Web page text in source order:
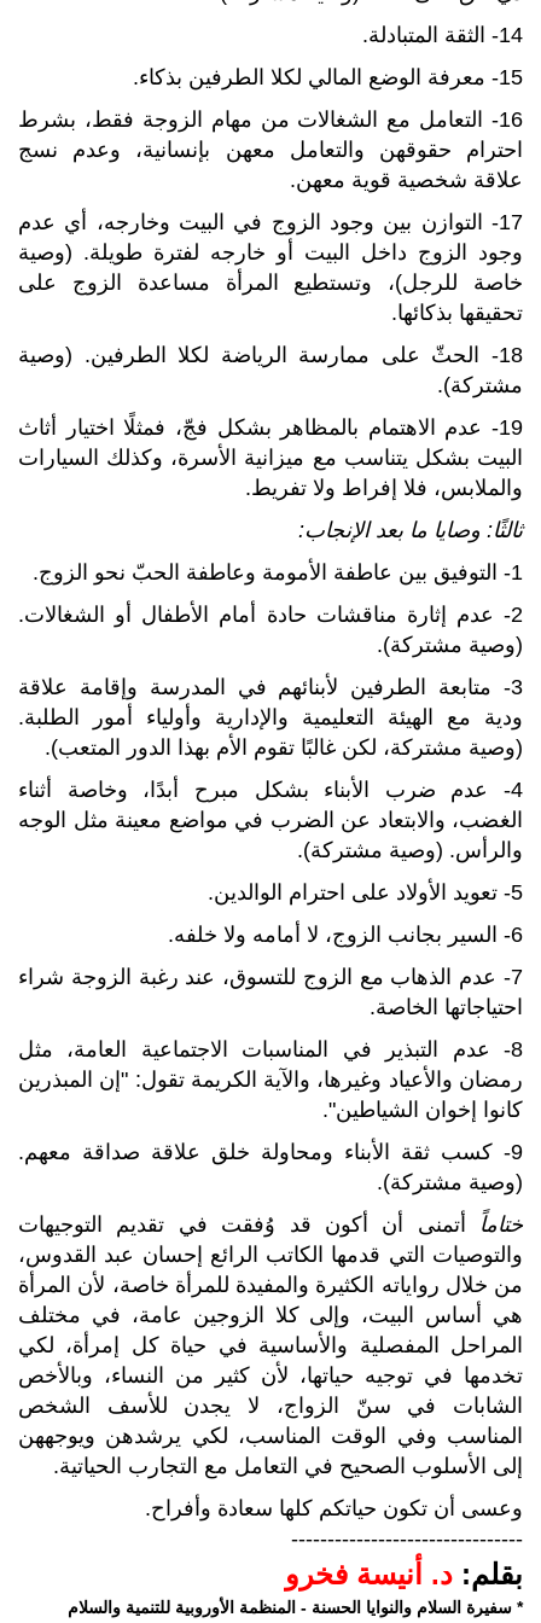
14- الثقة المتبادلة.
15- معرفة الوضع المالي لكلا الطرفين بذكاء.
16- التعامل مع الشغالات من مهام الزوجة فقط، بشرط
احترام حقوقهن والتعامل معهن بإنسانية، وعدم نسج
علاقة شخصية قوية معهن.
17- التوازن بين وجود الزوج في البيت وخارجه، أي عدم
وجود الزوج داخل البيت أو خارجه لفترة طويلة. (وصية
خاصة للرجل)، وتستطيع المرأة مساعدة الزوج على
تحقيقها بذكائها.
18- الحثّ على ممارسة الرياضة لكلا الطرفين. (وصية
مشتركة).
19- عدم الاهتمام بالمظاهر بشكل فجّ، فمثلًا اختيار أثاث
البيت بشكل يتناسب مع ميزانية الأسرة، وكذلك السيارات
والملابس، فلا إفراط ولا تفريط.
ثالثًا: وصايا ما بعد الإنجاب:
1- التوفيق بين عاطفة الأمومة وعاطفة الحبّ نحو الزوج.
2- عدم إثارة مناقشات حادة أمام الأطفال أو الشغالات.
(وصية مشتركة).
3- متابعة الطرفين لأبنائهم في المدرسة وإقامة علاقة
ودية مع الهيئة التعليمية والإدارية وأولياء أمور الطلبة.
(وصية مشتركة، لكن غالبًا تقوم الأم بهذا الدور المتعب).
4- عدم ضرب الأبناء بشكل مبرح أبدًا، وخاصة أثناء
الغضب، والابتعاد عن الضرب في مواضع معينة مثل الوجه
والرأس. (وصية مشتركة).
5- تعويد الأولاد على احترام الوالدين.
6- السير بجانب الزوج، لا أمامه ولا خلفه.
7- عدم الذهاب مع الزوج للتسوق، عند رغبة الزوجة شراء
احتياجاتها الخاصة.
8- عدم التبذير في المناسبات الاجتماعية العامة، مثل
رمضان والأعياد وغيرها، والآية الكريمة تقول: "إن المبذرين
كانوا إخوان الشياطين".
9- كسب ثقة الأبناء ومحاولة خلق علاقة صداقة معهم.
(وصية مشتركة).
ختاماً أتمنى أن أكون قد وُفقت في تقديم التوجيهات
والتوصيات التي قدمها الكاتب الرائع إحسان عبد القدوس،
من خلال رواياته الكثيرة والمفيدة للمرأة خاصة، لأن المرأة
هي أساس البيت، وإلى كلا الزوجين عامة، في مختلف
المراحل المفصلية والأساسية في حياة كل إمرأة، لكي
تخدمها في توجيه حياتها، لأن كثير من النساء، وبالأخص
الشابات في سنّ الزواج، لا يجدن للأسف الشخص
المناسب وفي الوقت المناسب، لكي يرشدهن ويوجههن
إلى الأسلوب الصحيح في التعامل مع التجارب الحياتية.
وعسى أن تكون حياتكم كلها سعادة وأفراح.
--------------------------------
بقلم: د. أنيسة فخرو
* سفيرة السلام والنوايا الحسنة - المنظمة الأوروبية للتنمية والسلام